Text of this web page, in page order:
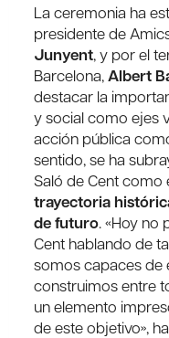
La ceremonia ha
presidente de
Junyent, y por el
Barcelona, ​​Albert
destacar la
y social como ejes
acción pública
sentido, se ha
Saló de Cent
trayectoria
de futuro. «Hoy no
Cent hablando de
somos capaces de
construimos entre
un elemento
de este objetivo»,